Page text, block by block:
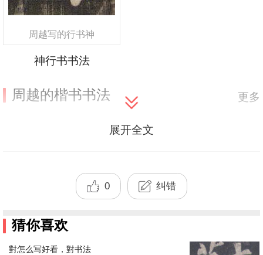
周越写的行书神
神行书书法
周越的楷书书法 更多
周越写的楷书百 周越写的楷书背
展开全文
0 纠错
猜你喜欢
對怎么写好看，對书法